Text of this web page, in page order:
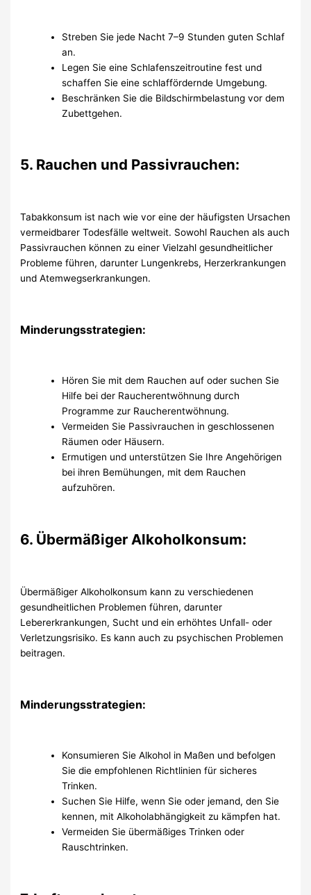
Streben Sie jede Nacht 7–9 Stunden guten Schlaf
an.
Legen Sie eine Schlafenszeitroutine fest und
schaffen Sie eine schlaffördernde Umgebung.
Beschränken Sie die Bildschirmbelastung vor dem
Zubettgehen.
5. Rauchen und Passivrauchen:
Tabakkonsum ist nach wie vor eine der häufigsten Ursachen
vermeidbarer Todesfälle weltweit. Sowohl Rauchen als auch
Passivrauchen können zu einer Vielzahl gesundheitlicher
Probleme führen, darunter Lungenkrebs, Herzerkrankungen
und Atemwegserkrankungen.
Minderungsstrategien:
Hören Sie mit dem Rauchen auf oder suchen Sie
Hilfe bei der Raucherentwöhnung durch
Programme zur Raucherentwöhnung.
Vermeiden Sie Passivrauchen in geschlossenen
Räumen oder Häusern.
Ermutigen und unterstützen Sie Ihre Angehörigen
bei ihren Bemühungen, mit dem Rauchen
aufzuhören.
6. Übermäßiger Alkoholkonsum:
Übermäßiger Alkoholkonsum kann zu verschiedenen
gesundheitlichen Problemen führen, darunter
Lebererkrankungen, Sucht und ein erhöhtes Unfall- oder
Verletzungsrisiko. Es kann auch zu psychischen Problemen
beitragen.
Minderungsstrategien:
Konsumieren Sie Alkohol in Maßen und befolgen
Sie die empfohlenen Richtlinien für sicheres
Trinken.
Suchen Sie Hilfe, wenn Sie oder jemand, den Sie
kennen, mit Alkoholabhängigkeit zu kämpfen hat.
Vermeiden Sie übermäßiges Trinken oder
Rauschtrinken.